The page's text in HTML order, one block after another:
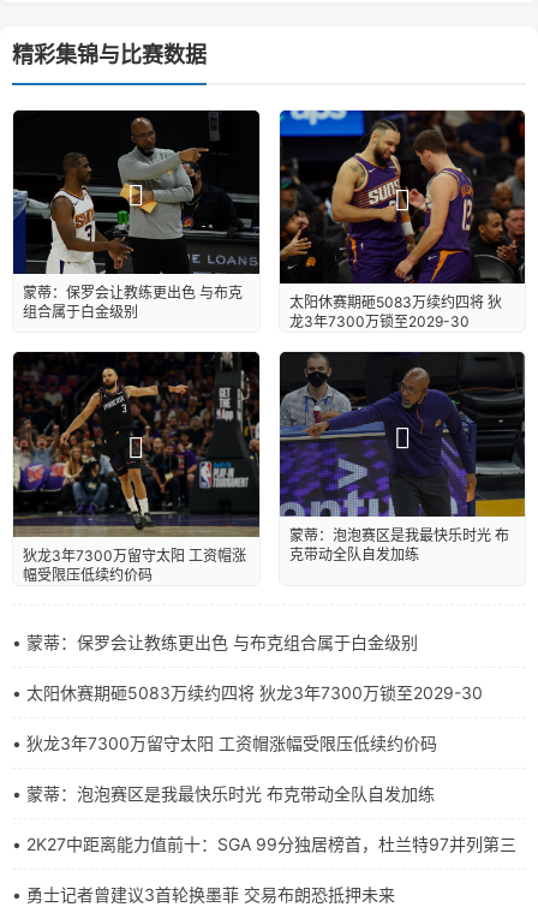
精彩集锦与比赛数据
蒙蒂：保罗会让教练更出色 与布克
组合属于白金级别
太阳休赛期砸5083万续约四将 狄
龙3年7300万锁至2029-30
狄龙3年7300万留守太阳 工资帽涨
幅受限压低续约价码
蒙蒂：泡泡赛区是我最快乐时光 布
克带动全队自发加练
• 蒙蒂：保罗会让教练更出色 与布克组合属于白金级别
• 太阳休赛期砸5083万续约四将 狄龙3年7300万锁至2029-30
• 狄龙3年7300万留守太阳 工资帽涨幅受限压低续约价码
• 蒙蒂：泡泡赛区是我最快乐时光 布克带动全队自发加练
• 2K27中距离能力值前十：SGA 99分独居榜首，杜兰特97并列第三
• 勇士记者曾建议3首轮换墨菲 交易布朗恐抵押未来